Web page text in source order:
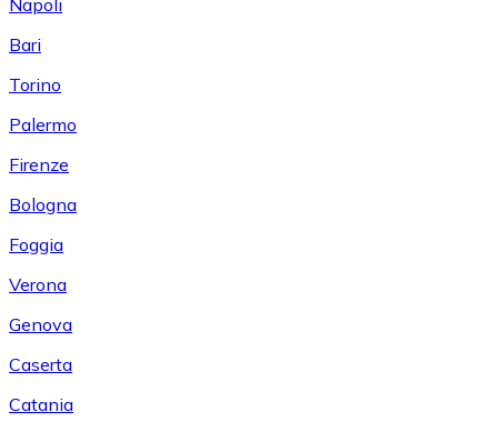
Napoli
Bari
Torino
Palermo
Firenze
Bologna
Foggia
Verona
Genova
Caserta
Catania